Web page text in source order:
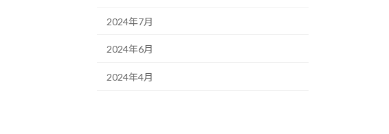
2024年7月
2024年6月
2024年4月